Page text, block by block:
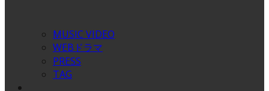
MUSIC VIDEO
WEBドラマ
PRESS
TAG